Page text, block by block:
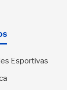
Esportivas